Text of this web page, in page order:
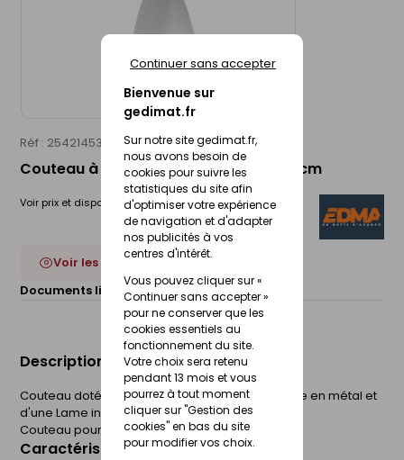
Bienvenue sur
gedimat.fr
Sur notre site gedimat.fr,
nous avons besoin de
cookies pour suivre les
statistiques du site afin
d'optimiser votre expérience
de navigation et d'adapter
nos publicités à vos
centres d'intérêt.
Vous pouvez cliquer sur «
Continuer sans accepter »
pour ne conserver que les
cookies essentiels au
fonctionnement du site.
Votre choix sera retenu
pendant 13 mois et vous
pourrez à tout moment
cliquer sur "Gestion des
cookies" en bas du site
pour modifier vos choix.
Continuer sans accepter
Réf : 25421453 EDMA
Couteau à enduire lame souple inox 8cm
Voir prix et disponibilité en magasin
Voir les 8 déclinaisons
Documents liés :
Fiche technique
Description du produit
Couteau doté d'un manche bi-matière avec tête en métal et
d'une Lame inox. Finition miroir.
Couteau pour plaquiste.
Caractéristiques du produit